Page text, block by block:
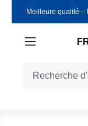
Passer au contenu
Meilleure qualité ‒